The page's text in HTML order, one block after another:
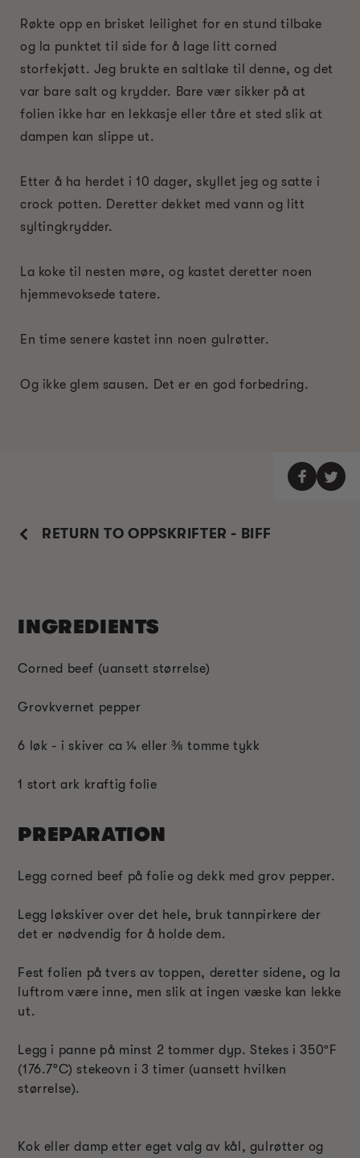
Røkte opp en brisket leilighet for en stund tilbake
og la punktet til side for å lage litt corned
storfekjøtt. Jeg brukte en saltlake til denne, og det
var bare salt og krydder. Bare vær sikker på at
folien ikke har en lekkasje eller tåre et sted slik at
dampen kan slippe ut.
Etter å ha herdet i 10 dager, skyllet jeg og satte i
crock potten. Deretter dekket med vann og litt
syltingkrydder.
La koke til nesten møre, og kastet deretter noen
hjemmevoksede tatere.
En time senere kastet inn noen gulrøtter.
Og ikke glem sausen. Det er en god forbedring.
RETURN TO OPPSKRIFTER - BIFF
INGREDIENTS
Corned beef (uansett størrelse)
Grovkvernet pepper
6 løk - i skiver ca¼ eller⅜ tomme tykk
1 stort ark kraftig folie
PREPARATION
Legg corned beef på folie og dekk med grov pepper.
Legg løkskiver over det hele, bruk tannpirkere der
det er nødvendig for å holde dem.
Fest folien på tvers av toppen, deretter sidene, og la
luftrom være inne, men slik at ingen væske kan lekke
ut.
Legg i panne på minst 2 tommer dyp. Stekes i 350ºF
(176.7°C) stekeovn i 3 timer (uansett hvilken
størrelse).
Kok eller damp etter eget valg av kål, gulrøtter og